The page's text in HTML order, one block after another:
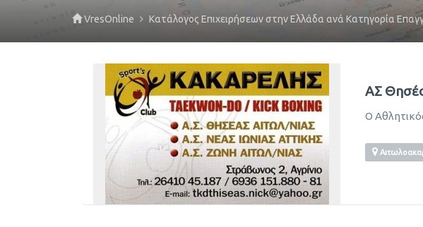
VresOnline Κατάλογος Επιχειρήσεων στην Ελλάδα ανά Κατηγορία
ΑΣ
Ο